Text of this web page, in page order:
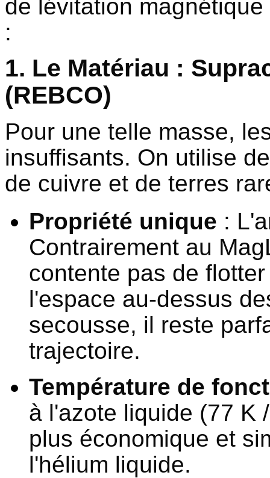
de lévitation
:
1. Le Matériau :
(REBCO)
Pour une telle masse,
insuffisants. On utilise
de cuivre et de terres
Propriété unique :
Contrairement au
contente pas de
l'espace au-dessus
secousse, il reste
trajectoire.
Température de
à l'azote liquide (77 K
plus économique et
l'hélium liquide.